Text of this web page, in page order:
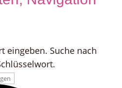
eingeben. Suche nach